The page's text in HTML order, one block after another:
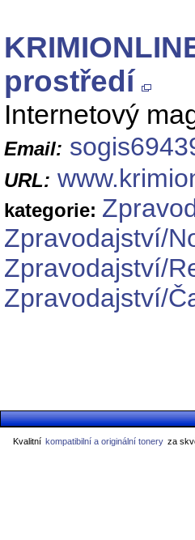
prostředí
Internetový
Email:
URL:
kategorie:
Zpravodajství/
Zpravodajství/
Zpravodajství/
Kvalitní kompatibilní a originální tonery za